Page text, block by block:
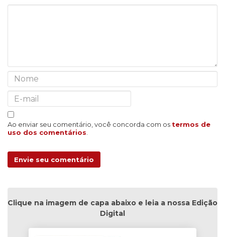
Ao enviar seu comentário, você concorda com os termos de
uso dos comentários
Envie seu comentário
Clique na imagem de capa abaixo e leia a nossa Edição
Digital